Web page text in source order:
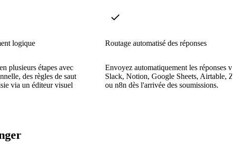
logique
plusieurs étapes avec
des règles de saut
via un éditeur visuel
Routage automatisé des réponses
Envoyez automatiquement les réponses
Slack, Notion, Google Sheets, Airtable,
ou n8n dès l'arrivée des soumissions.